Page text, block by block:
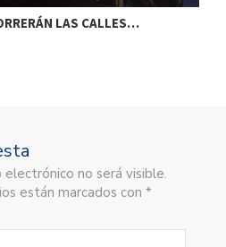
LAS CALLES…
no será visible.
están marcados con *